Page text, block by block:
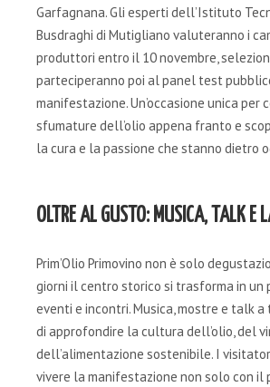
Garfagnana. Gli esperti dell’Istituto
Busdraghi di Mutigliano valuteranno i
produttori entro il 10 novembre,
parteciperanno poi al panel test
manifestazione. Un’occasione unica per
sfumature dell’olio appena franto e
la cura e la passione che stanno dietro
OLTRE AL GUSTO: MUSICA, TALK E
Prim’Olio Primovino non è solo
giorni il centro storico si trasforma in un
eventi e incontri. Musica, mostre e talk
di approfondire la cultura dell’olio, del
dell’alimentazione sostenibile. I
vivere la manifestazione non solo con il